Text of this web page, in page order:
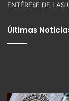
ENTÉRESE DE LAS
Últimas